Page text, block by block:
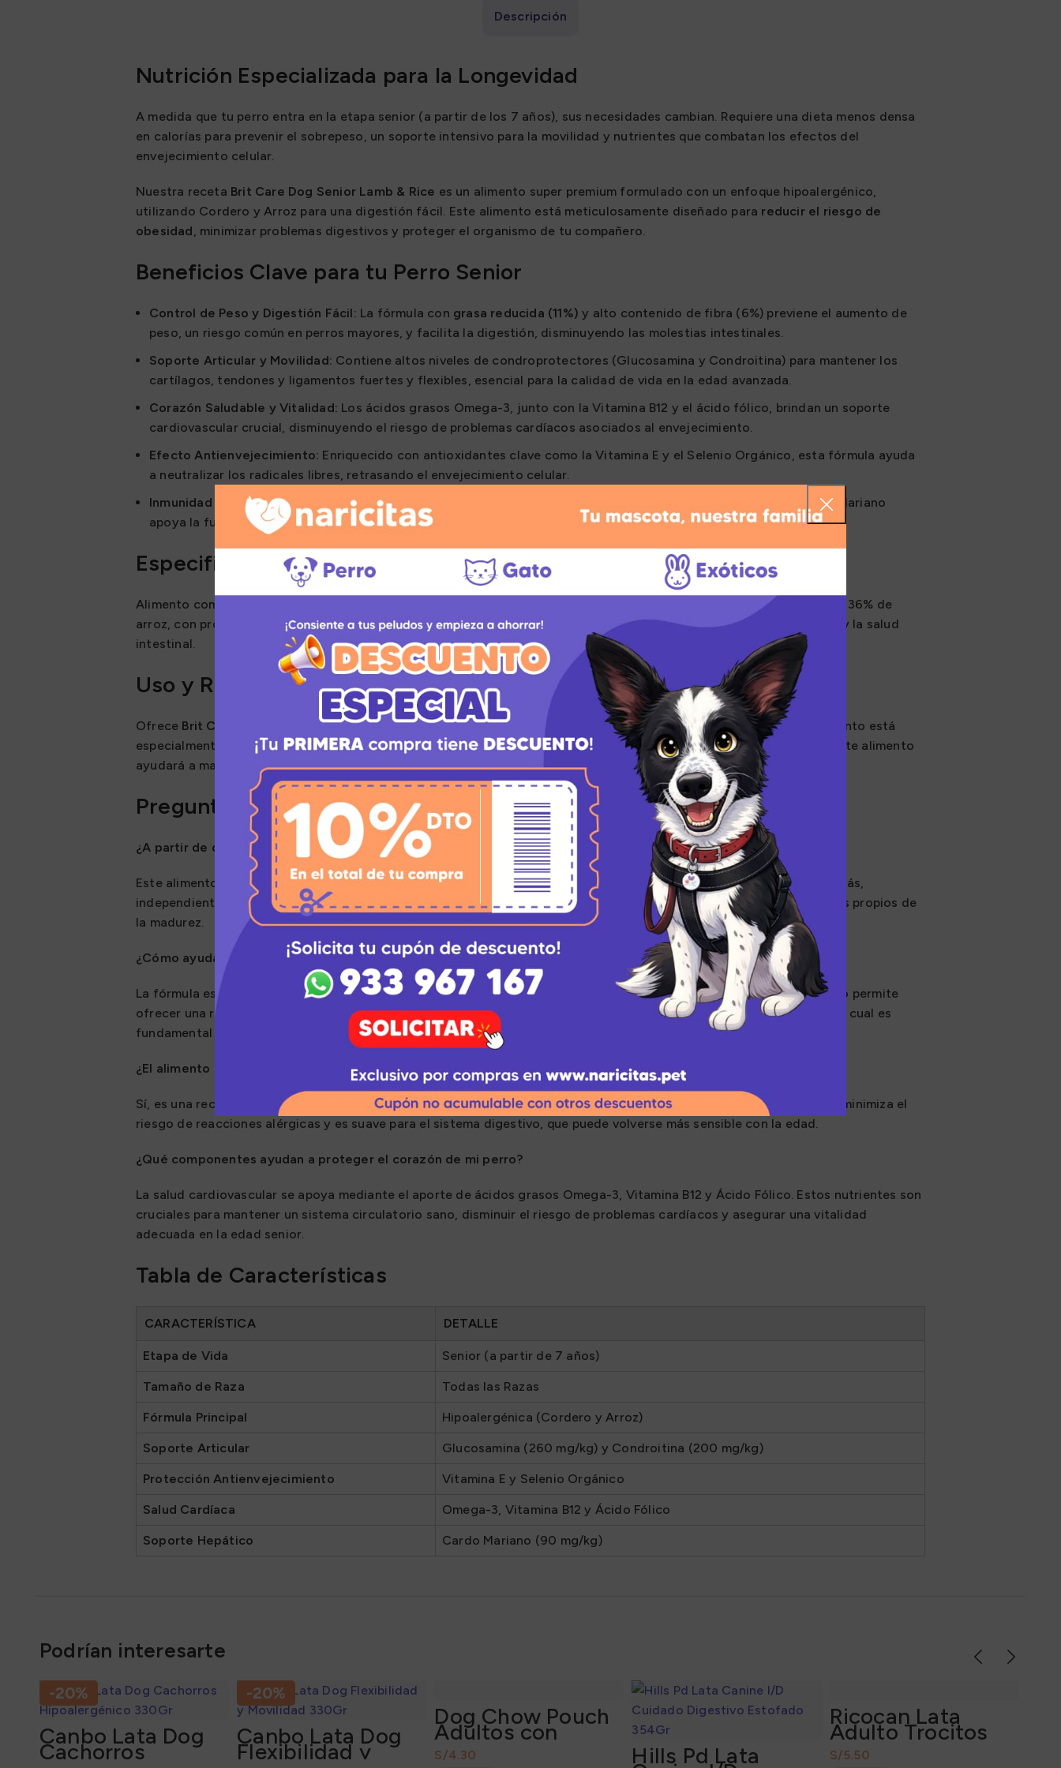
Descripción
Nutrición Especializada para la Longevidad
A medida que tu perro entra en la etapa senior (a partir de los 7 años), sus necesidades cambian. Requiere una dieta menos densa
en calorías para prevenir el sobrepeso, un soporte intensivo para la movilidad y nutrientes que combatan los efectos del
envejecimiento celular.
Nuestra receta Brit Care Dog Senior Lamb & Rice es un alimento super premium formulado con un enfoque hipoalergénico,
utilizando Cordero y Arroz para una digestión fácil. Este alimento está meticulosamente diseñado para reducir el riesgo de
obesidad , minimizar problemas digestivos y proteger el organismo de tu compañero.
Beneficios Clave para tu Perro Senior
Control de Peso y Digestión Fácil: La fórmula con grasa reducida (11%) y alto contenido de fibra (6%) previene el aumento de
peso, un riesgo común en perros mayores, y facilita la digestión, disminuyendo las molestias intestinales.
Soporte Articular y Movilidad: Contiene altos niveles de condroprotectores (Glucosamina y Condroitina) para mantener los
cartílagos, tendones y ligamentos fuertes y flexibles, esencial para la calidad de vida en la edad avanzada.
Corazón Saludable y Vitalidad: Los ácidos grasos Omega-3, junto con la Vitamina B12 y el ácido fólico, brindan un soporte
cardiovascular crucial, disminuyendo el riesgo de problemas cardíacos asociados al envejecimiento.
Efecto Antienvejecimiento: Enriquecido con antioxidantes clave como la Vitamina E y el Selenio Orgánico, esta fórmula ayuda
a neutralizar los radicales libres, retrasando el envejecimiento celular.
Inmunidad y Detoxificación:
Los probióticos y prebióticos modulan la microflora intestinal, mientras que el Cardo Mariano
apoya la función hepática, ayudando a limpiar el organismo y a reforzar las defensas naturales.
Especificaciones Técnicas
Alimento completo hipoalergénico para perros senior de todas las razas. Contiene un 38% de cordero deshidratado y 36% de
arroz, con proteínas de fácil asimilación. La inclusión de lignocelulosa y una fibra cruda del 6% promueve la saciedad y la salud
intestinal.
Uso y Recomendación
Ofrece Brit Care Dog Senior Lamb & Rice
como la dieta diaria principal para tu perro a partir de los 7 años. Este alimento está
especialmente indicado si tu perro ha disminuido su actividad física o tiene tendencia al sobrepeso. La transición a este alimento
ayudará a mantenerlo ágil, con un peso saludable y un corazón fuerte.
Preguntas Frecuentes
¿A partir de qué edad se considera que un perro debe consumir esta fórmula Senior?
Este alimento está diseñado para perros considerados senior, que generalmente son aquellos que cumplen 7 años o más,
independientemente de su raza. Está formulado para atender la disminución de la actividad y los cambios metabólicos propios de
la madurez.
¿Cómo ayuda la fórmula a prevenir el sobrepeso y la obesidad en mi perro mayor?
La fórmula está balanceada con un nivel de grasa reducido (solo 11.0%) y un alto contenido de fibra cruda (6.0%). Esto permite
ofrecer una ración que genera sensación de saciedad con menos calorías, ayudando a mantener un peso saludable, lo cual es
fundamental para reducir la presión sobre las articulaciones envejecidas.
¿El alimento es hipoalergénico?
Sí, es una receta hipoalergénica que utiliza Cordero como única fuente de proteína animal y Arroz. Esta combinación minimiza el
riesgo de reacciones alérgicas y es suave para el sistema digestivo, que puede volverse más sensible con la edad.
¿Qué componentes ayudan a proteger el corazón de mi perro?
La salud cardiovascular se apoya mediante el aporte de ácidos grasos Omega-3, Vitamina B12 y Ácido Fólico. Estos nutrientes son
cruciales para mantener un sistema circulatorio sano, disminuir el riesgo de problemas cardíacos y asegurar una vitalidad
adecuada en la edad senior.
Tabla de Características
CARACTERÍSTICA DETALLE
Etapa de Vida Senior (a partir de 7 años)
Tamaño de Raza Todas las Razas
Fórmula Principal Hipoalergénica (Cordero y Arroz)
Soporte Articular Glucosamina (260 mg/kg) y Condroitina (200 mg/kg)
Protección Antienvejecimiento Vitamina E y Selenio Orgánico
Salud Cardíaca Omega-3, Vitamina B12 y Ácido Fólico
Soporte Hepático Cardo Mariano (90 mg/kg)
Podrían interesarte
-20%
Canbo Lata Dog
Cachorros
-20%
Canbo Lata Dog
Flexibilidad y
Dog Chow Pouch
Adultos con
Salmón 100Gr
S/
Hills Pd Lata
Ricocan Lata
Adulto Trocitos
Cordero y Arroz
S/